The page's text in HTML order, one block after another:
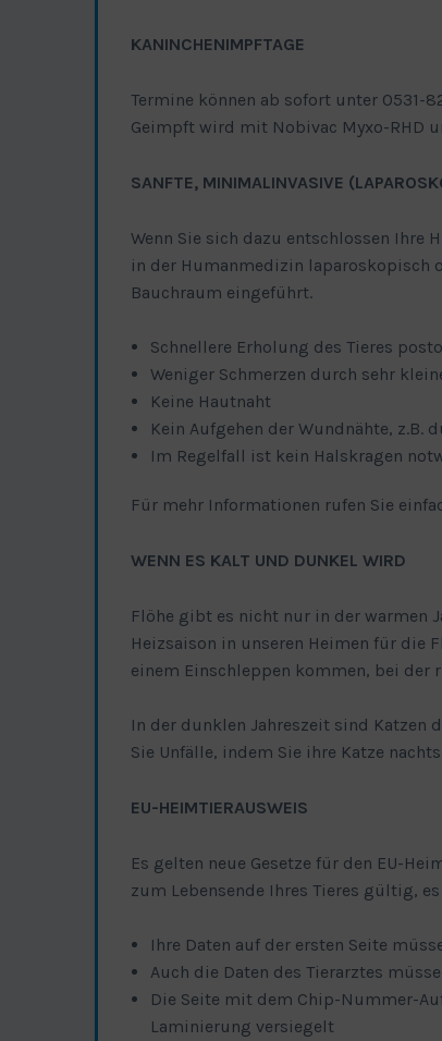
KANINCHENIMPFTAGE
Termine können ab sofort unter 0531-
Geimpft wird mit Nobivac Myxo-RHD
SANFTE, MINIMALINVASIVE
Wenn Sie sich dazu entschlossen
in der Humanmedizin laparoskopisch
Bauchraum eingeführt.
Schnellere Erholung des Tieres
Weniger Schmerzen durch sehr
Keine Hautnaht
Kein Aufgehen der Wundnähte, z.B.
Im Regelfall ist kein Halskragen
Für mehr Informationen rufen Sie
WENN ES KALT UND DUNKEL WIRD
Flöhe gibt es nicht nur in der warmen
Heizsaison in unseren Heimen für die
einem Einschleppen kommen, bei der
In der dunklen Jahreszeit sind Katzen
Sie Unfälle, indem Sie ihre Katze
EU-HEIMTIERAUSWEIS
Es gelten neue Gesetze für den EU-
zum Lebensende Ihres Tieres gültig,
Ihre Daten auf der ersten Seite
Auch die Daten des Tierarztes
Die Seite mit dem Chip-Nummer-
Laminierung versiegelt